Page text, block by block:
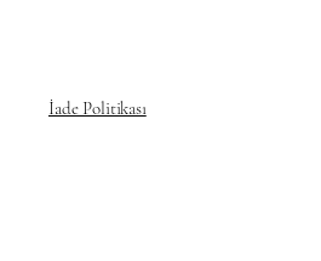
İade Politikası